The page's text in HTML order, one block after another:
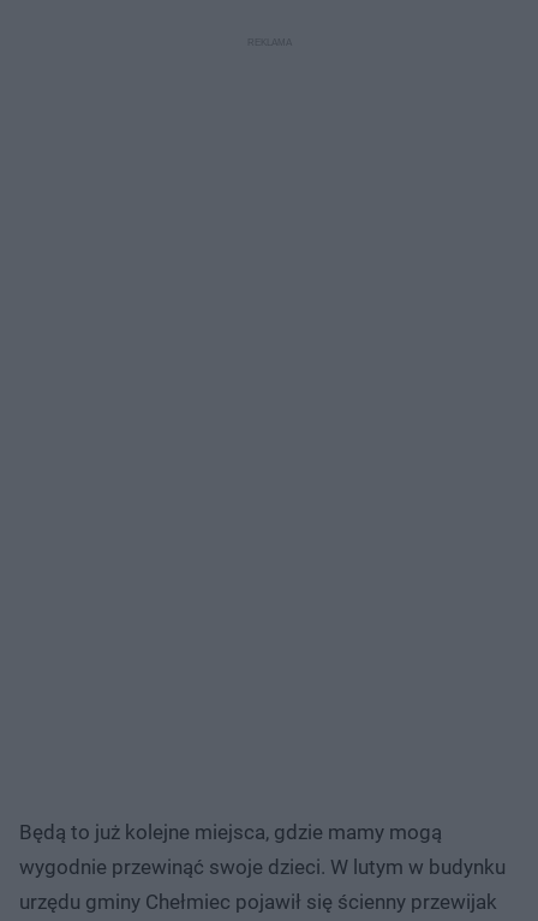
Będą to już kolejne miejsca, gdzie mamy mogą
wygodnie przewinąć swoje dzieci. W lutym w budynku
urzędu gminy Chełmiec pojawił się ścienny przewijak